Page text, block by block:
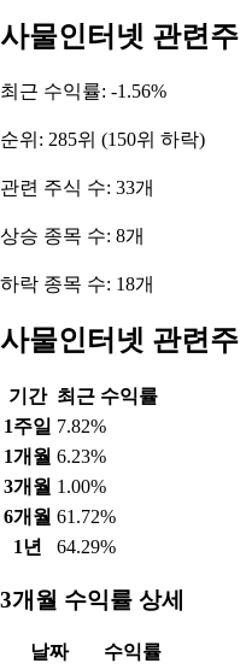
사물인터넷 관련주
최근 수익률: -1.56%
순위: 285위 (150위 하락)
관련 주식 수: 33개
상승 종목 수: 8개
하락 종목 수: 18개
사물인터넷 관련
기간 최근 수익률
1주일 7.82%
1개월 6.23%
3개월 1.00%
6개월 61.72%
1년
64.29%
3개월 수익률 상세
날짜
수익률